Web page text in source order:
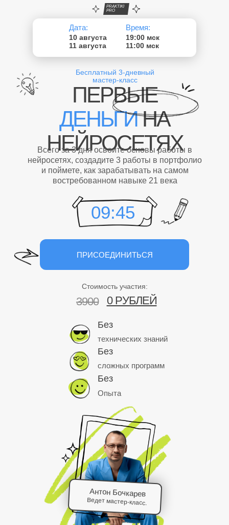
ПЕРВЫЕ
ДЕНЬГИНА
НЕЙРОСЕТЯХ
Всего за 3 дня освоите основы работы в
нейросетях, создадите 3 работы в портфолио
и поймете, как зарабатывать на самом
востребованном навыке 21 века
3900 0 РУБЛЕЙ
Стоимость участия:
Бесплатный 3-дневный
мастер-класс
Дата: Время:
10 августа
19:00 мск
11 августа
11:00 мск
Антон Бочкарев
Ведет мастер-класс.
Опыта
Без
технических знаний
Без
сложных программ
Без
PRAKTIKI
PRO
09:44
ПРИСОЕДИНИТЬСЯ